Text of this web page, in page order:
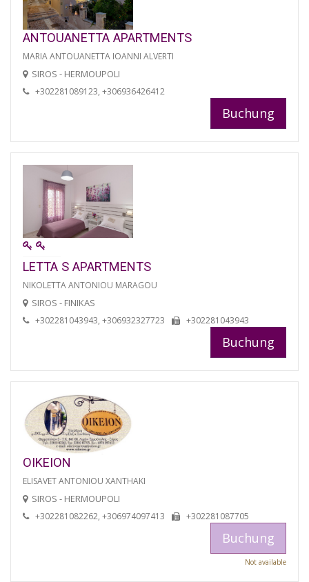
ANTOUANETTA APARTMENTS
MARIA ANTOUANETTA IOANNI ALVERTI
SIROS - HERMOUPOLI
+302281089123, +306936426412
Buchung
LETTA S APARTMENTS
NIKOLETTA ANTONIOU MARAGOU
SIROS - FINIKAS
+302281043943, +306932327723 +302281043943
Buchung
OIKEION
ELISAVET ANTONIOU XANTHAKI
SIROS - HERMOUPOLI
+302281082262, +306974097413 +302281087705
Buchung
Not available